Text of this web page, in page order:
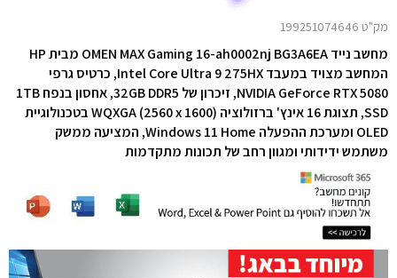
מק"ט 199251074646
מחשב נייד OMEN MAX Gaming 16-ah0002nj BG3A6EA מבית HP
המחשב מצויד במעבד Intel Core Ultra 9 275HX, כרטיס גרפי
NVIDIA GeForce RTX 5080,
זיכרון של 32GB DDR5, אחסון בנפח 1TB
SSD,
תצוגת 16 אינץ' ברזולוציה WQXGA (2560 x 1600) בטכנולוגיית
OLED ו
מערכת ההפעלה Windows 11 Home, המציעה ממשק
משתמש ידידותי ומגוון רחב של תכונות מתקדמות